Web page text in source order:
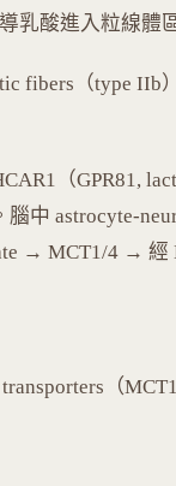
乳酸進入粒線體
fibers（type
（GPR81,
中 astrocyte-
→ MCT1/4 → 經
（